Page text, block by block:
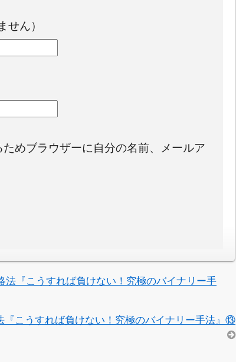
せん）
めブラウザーに自分の名前、メールア
『こうすれば負けない！究極のバイナリー手
こうすれば負けない！究極のバイナリー手法』⑬